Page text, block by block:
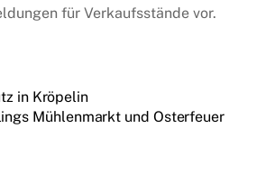
für Verkaufsstände vor.
in Kröpelin
Mühlenmarkt und Osterfeuer